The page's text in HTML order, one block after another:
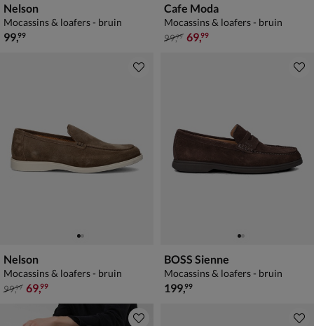
Nelson
Mocassins & loafers - bruin
€ 99,99
99,99
Cafe Moda
Mocassins & loafers - bruin
van € 99,99 voor € 69,99
99,99 69,99
Nelson
Mocassins & loafers - bruin
van € 99,99 voor € 69,99
99,99 69,99
BOSS Sienne
Mocassins & loafers - bruin
€ 199,99
199,99